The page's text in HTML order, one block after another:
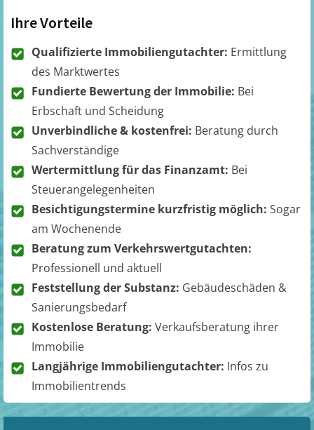
Ihre Vorteile
Qualifizierte Immobiliengutachter: Ermittlung
des Marktwertes
Fundierte Bewertung der Immobilie: Bei
Erbschaft und Scheidung
Unverbindliche & kostenfrei: Beratung durch
Sachverständige
Wertermittlung für das Finanzamt: Bei
Steuerangelegenheiten
Besichtigungstermine kurzfristig möglich: Sogar
am Wochenende
Beratung zum Verkehrswertgutachten:
Professionell und aktuell
Feststellung der Substanz: Gebäudeschäden &
Sanierungsbedarf
Kostenlose Beratung: Verkaufsberatung ihrer
Immobilie
Langjährige Immobiliengutachter: Infos zu
Immobilientrends